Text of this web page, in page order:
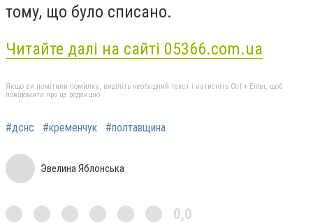
тому, що було списано.
Читайте далі на сайті 05366.com.ua
Якщо ви помітили помилку, виділіть необхідний текст і натисніть Ctrl + Enter, щоб
повідомити про це редакцію
#дснс #кременчук #полтавщина
Эвелина Яблонська
0,0